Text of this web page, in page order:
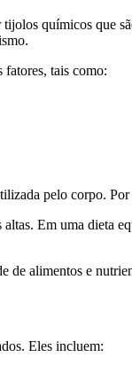
químicos que
fatores, tais como:
pelo corpo.
Em uma dieta
alimentos e
Eles incluem: